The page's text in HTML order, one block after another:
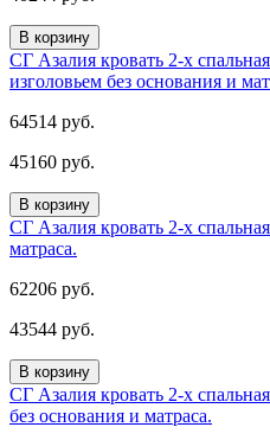
В корзину
СГ Азалия кровать 2-х
изголовьем без основания и
64514 руб.
45160 руб.
В корзину
СГ Азалия кровать 2-х
матраса.
62206 руб.
43544 руб.
В корзину
СГ Азалия кровать 2-х
без основания и матраса.